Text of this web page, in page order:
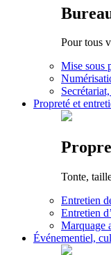
Pour tous
Mise sous
Propreté et
Tonte,
Entretien
Entretien
Marquage
Événementiel,